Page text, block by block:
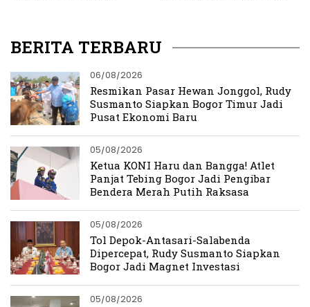
Pengurus
BERITA TERBARU
06/08/2026
Resmikan Pasar Hewan Jonggol, Rudy
Susmanto Siapkan Bogor Timur Jadi
Pusat Ekonomi Baru
05/08/2026
Ketua KONI Haru dan Bangga! Atlet
Panjat Tebing Bogor Jadi Pengibar
Bendera Merah Putih Raksasa
05/08/2026
Tol Depok-Antasari-Salabenda
Dipercepat, Rudy Susmanto Siapkan
Bogor Jadi Magnet Investasi
05/08/2026